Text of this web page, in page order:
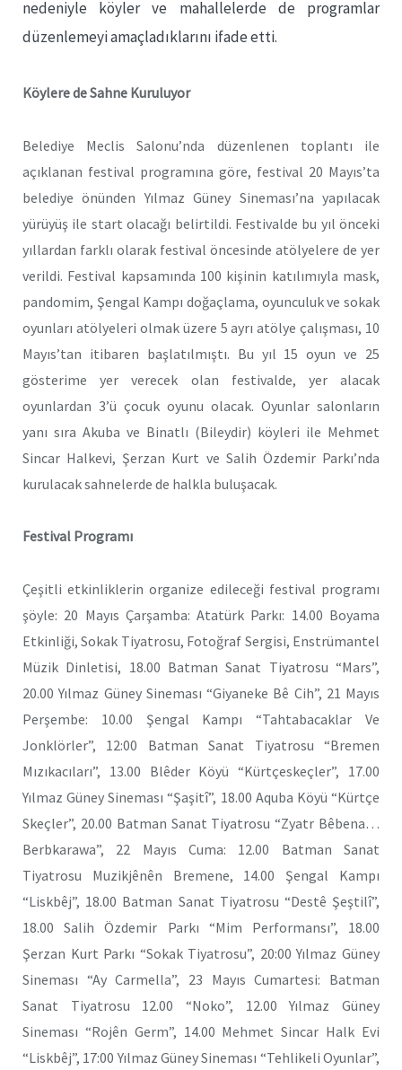
nedeniyle köyler ve mahallelerde de programlar
düzenlemeyi amaçladıklarını ifade etti.
Köylere de Sahne Kuruluyor
Belediye Meclis Salonu’nda düzenlenen toplantı ile
açıklanan festival programına göre, festival 20 Mayıs’ta
belediye önünden Yılmaz Güney Sineması’na yapılacak
yürüyüş ile start olacağı belirtildi. Festivalde bu yıl önceki
yıllardan farklı olarak festival öncesinde atölyelere de yer
verildi. Festival kapsamında 100 kişinin katılımıyla mask,
pandomim, Şengal Kampı doğaçlama, oyunculuk ve sokak
oyunları atölyeleri olmak üzere 5 ayrı atölye çalışması, 10
Mayıs’tan itibaren başlatılmıştı. Bu yıl 15 oyun ve 25
gösterime yer verecek olan festivalde, yer alacak
oyunlardan 3’ü çocuk oyunu olacak. Oyunlar salonların
yanı sıra Akuba ve Binatlı (Bileydir) köyleri ile Mehmet
Sincar Halkevi, Şerzan Kurt ve Salih Özdemir Parkı’nda
kurulacak sahnelerde de halkla buluşacak.
Festival Programı
Çeşitli etkinliklerin organize edileceği festival programı
şöyle: 20 Mayıs Çarşamba: Atatürk Parkı: 14.00 Boyama
Etkinliği, Sokak Tiyatrosu, Fotoğraf Sergisi, Enstrümantel
Müzik Dinletisi, 18.00 Batman Sanat Tiyatrosu “Mars”,
20.00 Yılmaz Güney Sineması “Giyaneke Bê Cih”, 21 Mayıs
Perşembe: 10.00 Şengal Kampı “Tahtabacaklar Ve
Jonklörler”, 12:00 Batman Sanat Tiyatrosu “Bremen
Mızıkacıları”, 13.00 Blêder Köyü “Kürtçeskeçler”, 17.00
Yılmaz Güney Sineması “Şaşitî”, 18.00 Aquba Köyü “Kürtçe
Skeçler”, 20.00 Batman Sanat Tiyatrosu “Zyatr Bêbena…
Berbkarawa”, 22 Mayıs Cuma: 12.00 Batman Sanat
Tiyatrosu Muzikjênên Bremene, 14.00 Şengal Kampı
“Liskbêj”, 18.00 Batman Sanat Tiyatrosu “Destê Şeştilî”,
18.00 Salih Özdemir Parkı “Mim Performansı”, 18.00
Şerzan Kurt Parkı “Sokak Tiyatrosu”, 20:00 Yılmaz Güney
Sineması “Ay Carmella”, 23 Mayıs Cumartesi: Batman
Sanat Tiyatrosu 12.00 “Noko”, 12.00 Yılmaz Güney
Sineması “Rojên Germ”, 14.00 Mehmet Sincar Halk Evi
“Liskbêj”, 17:00 Yılmaz Güney Sineması “Tehlikeli Oyunlar”,